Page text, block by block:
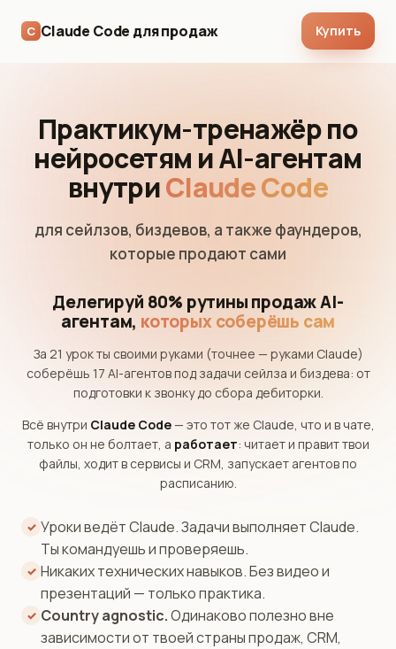
C Claude Code для продаж Купить
Практикум-тренажёр по
нейросетям и AI-агентам
внутриClaude Code
для сейлзов, биздевов, а также фаундеров,
которые продают сами
Делегируй 80% рутины продаж AI-
агентам, которых соберёшь сам
За 21 урок ты своими руками (точнее — руками Claude)
соберёшь 17 AI-агентов под задачи сейлза и биздева: от
подготовки к звонку до сбора дебиторки.
Всё внутри Claude Code— это тот же Claude, что и в чате,
только он не болтает, а работает: читает и правит твои
файлы, ходит в сервисы и CRM, запускает агентов по
расписанию.
✓ Уроки ведёт Claude. Задачи выполняет Claude.
Ты командуешь и проверяешь.
✓ Никаких технических навыков. Без видео и
презентаций — только практика.
✓ Country agnostic.Одинаково полезно вне
зависимости от твоей страны продаж, CRM,